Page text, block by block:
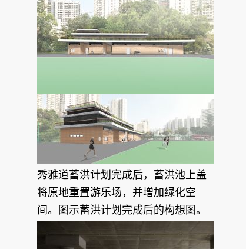
秀雅道蓄洪计划完成后，蓄洪池上盖
将原地重置游乐场，并增加绿化空
间。图示蓄洪计划完成后的构想图。